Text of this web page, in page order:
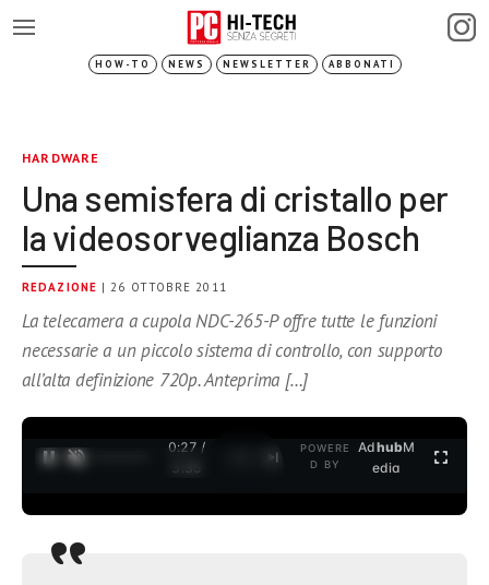
HOW-TO NEWS NEWSLETTER ABBONATI
HARDWARE
Una semisfera di cristallo per
la videosorveglianza Bosch
REDAZIONE | 26 OTTOBRE 2011
La telecamera a cupola NDC-265-P offre tutte le funzioni
necessarie a un piccolo sistema di controllo, con supporto
all’alta definizione 720p. Anteprima […]
0:28 /
3:35
POWERE
D BY
AdhubM
edia